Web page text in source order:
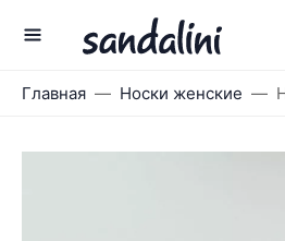
Главная Носки женские